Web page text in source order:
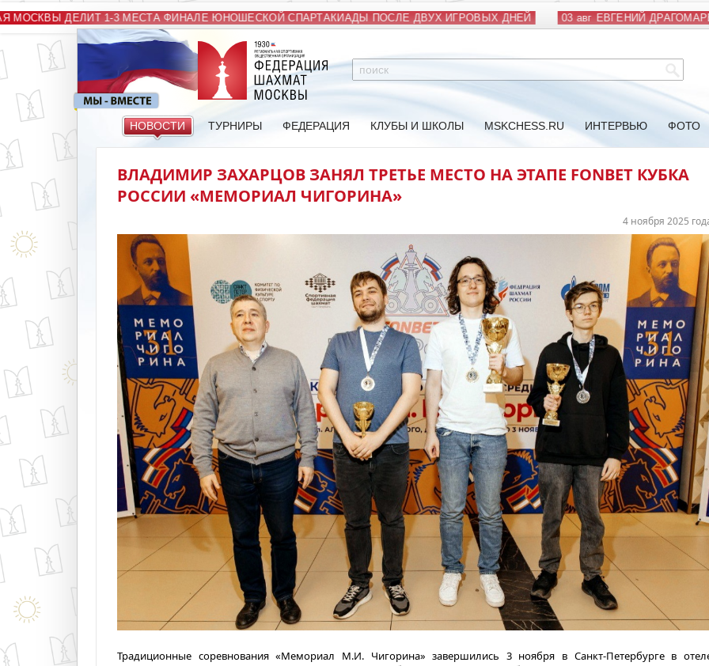
ДЕЛИТ 1-3 МЕСТА ФИНАЛЕ ЮНОШЕСКОЙ СПАРТАКИАДЫ ПОСЛЕ ДВУХ ИГРОВЫХ ДНЕЙ 03 авг ЕВГЕНИЙ
НОВОСТИ ТУРНИРЫ ФЕДЕРАЦИЯ КЛУБЫ И ШКОЛЫ MSKCHESS.RU ИНТЕРВЬЮ ФОТО
ВЛАДИМИР ЗАХАРЦОВ ЗАНЯЛ ТРЕТЬЕ МЕСТО НА ЭТАПЕ FONBET КУБКА
РОССИИ «МЕМОРИАЛ ЧИГОРИНА»
4 ноября 2025
Традиционные соревнования «Мемориал М.И. Чигорина» завершились 3 ноября в Санкт-Петербурге в